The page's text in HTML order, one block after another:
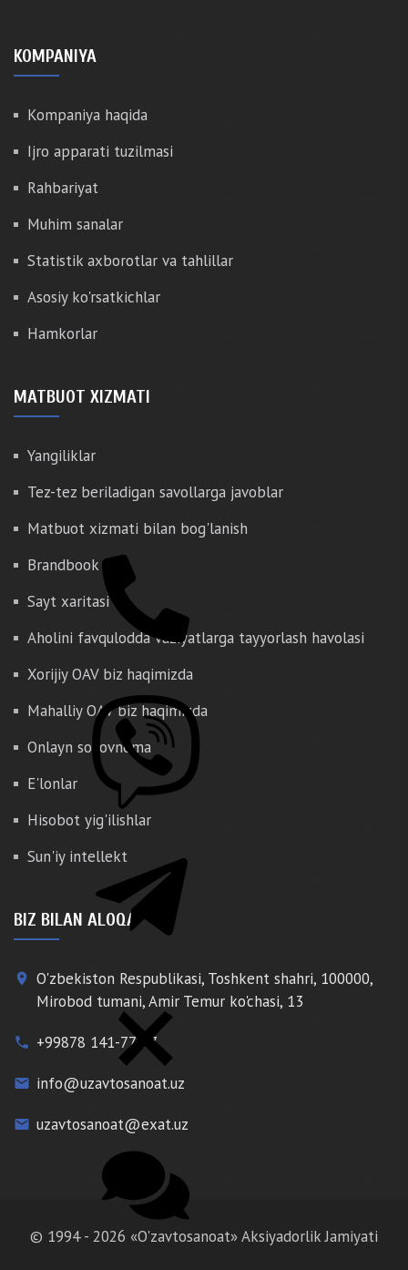
KOMPANIYA
Kompaniya haqida
Ijro apparati tuzilmasi
Rahbariyat
Muhim sanalar
Statistik axborotlar va tahlillar
Asosiy ko'rsatkichlar
Hamkorlar
MATBUOT XIZMATI
Yangiliklar
Tez-tez beriladigan savollarga javoblar
Matbuot xizmati bilan bog'lanish
Brandbook
Sayt xaritasi
Aholini favqulodda vaziyatlarga tayyorlash havolasi
Xorijiy OAV biz haqimizda
Mahalliy OAV biz haqimizda
Onlayn so'rovnoma
E'lonlar
Hisobot yig'ilishlar
Sun'iy intellekt
BIZ BILAN ALOQA
place O'zbekiston Respublikasi, Toshkent shahri, 100000,
Mirobod tumani, Amir Temur ko'chasi, 13
phone +99878 141-77-77
email info@uzavtosanoat.uz
email uzavtosanoat@exat.uz
© 1994 - 2026 «O'zavtosanoat» Aksiyadorlik Jamiyati